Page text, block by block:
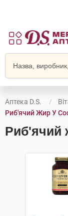
Аптека D.S.
Риб'ячий Жир У
Риб'ячий